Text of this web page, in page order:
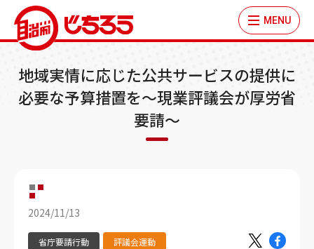
MENU
地域実情に応じた公共サービスの提供に
必要な予算措置を～現業評議会が厚労省
要請～
2024/11/13
省庁要請行動 評議会運動